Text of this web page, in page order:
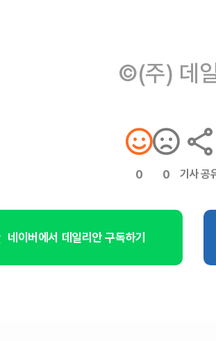
©(주) 데
0 0 기사 공
네이버에서 데일리안 구독하기